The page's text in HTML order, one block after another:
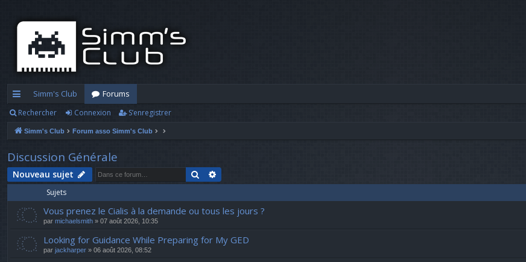
cc
ès
ra
pi
Simm's Club
Forums
Rechercher Connexion S’enregistrer
Simm's Club Forum asso Simm's Club
Discussion Générale
Nouveau sujet Rechercher
Sujets
Vous prenez le Cialis à la demande ou tous les jours ?
par michaelsmith » 07 août 2026, 10:35
Looking for Guidance While Preparing for My GED
par jackharper » 06 août 2026, 08:52